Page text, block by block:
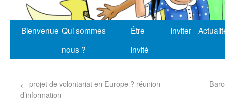
Bienvenue Qui sommes
nous ?
Être
invité
Inviter
← projet de volontariat en Europe ? réunion
d’information